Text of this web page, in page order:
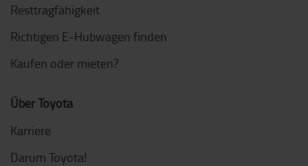
Resttragfähigkeit
Richtigen E-Hubwagen finden
Kaufen oder mieten?
Über Toyota
Karriere
Darum Toyota!